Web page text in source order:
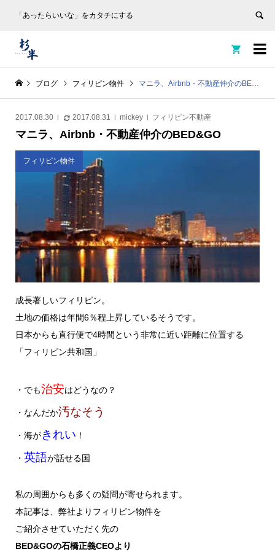
「あったらいいな」をカタチにする


ブログ フィリピン物件 マニラ、Airbnb・不動産仲介のBED&GO
2017.08.30 2017.08.31 mickey フィリピン不動産
マニラ、Airbnb・不動産仲介のBED&GO
フィリピン物件
成長著しいフィリピン。
土地の価格は年間6％程上昇しているそうです。
日本からも直行便で4時間という非常に近い距離に位置する
「フィリピン共和国」
・でも治安はどうなの？
・なんだか汚なそう
・海がきれい ！
・ 英語が話せる国
私の周囲からも多くの疑問が寄せられます。
本記事は、弊社よりフィリピン物件を
ご紹介させていただく先の
BED&GOの石橋正義CEOより